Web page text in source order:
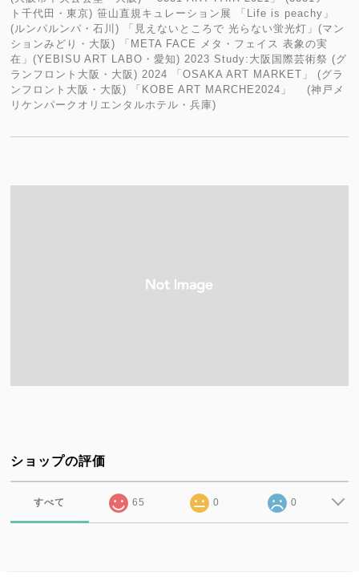
ト千代田・東京) 笹山直規キュレーション展 「Life is peachy」
(ルンパルンパ・石川) 「見えないところで 光らない蛍光灯」(マン
ションみどり・大阪) 「META FACE メタ・フェイス 表象の実
在」(YEBISU ART LABO・愛知) 2023 Study:大阪国際芸術祭 (グ
ランフロント大阪・大阪) 2024 「OSAKA ART MARKET」 (グラ
ンフロント大阪・大阪) 「KOBE ART MARCHE2024」 (神戸メ
リケンパークオリエンタルホテル・兵庫)
ショップの評価
すべて 65 0 0